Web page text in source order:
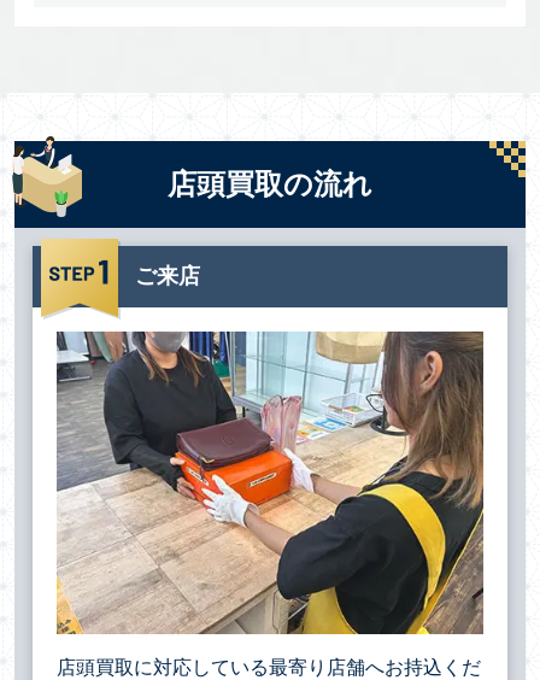
店頭買取の流れ
ご来店
店頭買取に対応している最寄り店舗へお持込くだ